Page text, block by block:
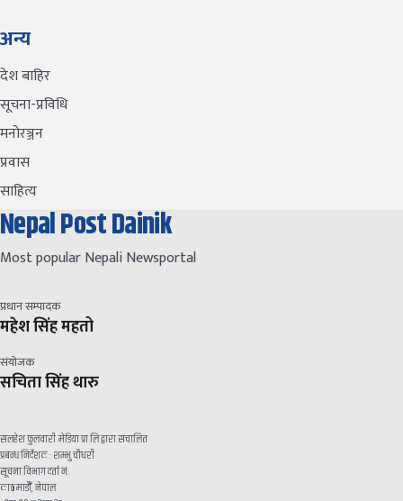
अन्य
देश बाहिर
सूचना-प्रविधि
मनोरञ्जन
प्रवास
साहित्य
Nepal Post Dainik
Most popular Nepali Newsportal
प्रधान सम्पादक
महेश सिंह महतो
संयोजक
सचिता सिंह थारु
सलहेश फुलवारी मेडिया प्रा लि द्वारा संचालित
प्रबन्ध निर्देशक : शम्भु चौधरी
सूचना विभाग दर्ता नं:
काठमाडौँ, नेपाल